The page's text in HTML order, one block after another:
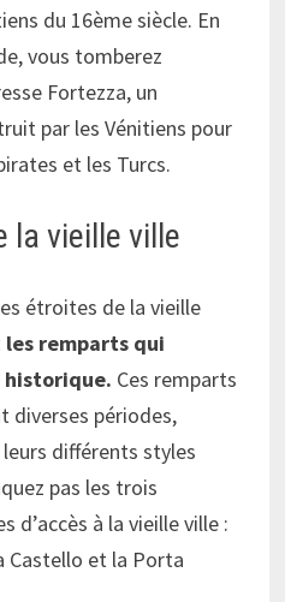
du 16ème siècle. En
vous tomberez
Fortezza, un
par les Vénitiens pour
et les Turcs.
la vieille ville
étroites de la vieille
remparts qui
historique. Ces remparts
diverses périodes,
différents styles
pas les trois
d’accès à la vieille ville :
Castello et la Porta